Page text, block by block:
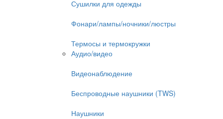
Сушилки для одежды
Фонари/лампы/ночники/люстры
Термосы и термокружки
Аудио/видео
Видеонаблюдение
Беспроводные наушники (TWS)
Наушники